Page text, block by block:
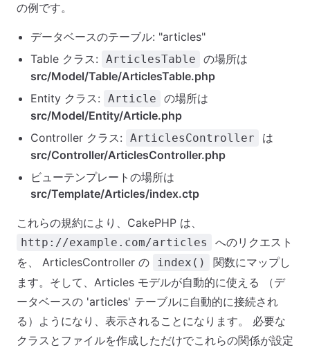
の例です。
データベースのテーブル: "articles"
Table クラス:
ArticlesTable
の場所は
src/Model/Table/ArticlesTable.php
Entity クラス:
Article
の場所は
src/Model/Entity/Article.php
Controller クラス:
ArticlesController
は
src/Controller/ArticlesController.php
ビューテンプレートの場所は
src/Template/Articles/index.ctp
これらの規約により、CakePHP は、
http://example.com/articles
へのリクエスト
を、 ArticlesController の
index()
関数にマップし
ます。そして、Articles モデルが自動的に使える （デ
ータベースの 'articles' テーブルに自動的に接続され
る）ようになり、表示されることになります。 必要な
クラスとファイルを作成しただけでこれらの関係が設定